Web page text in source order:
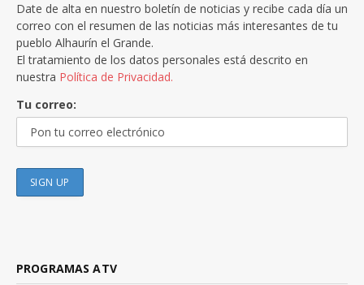
Date de alta en nuestro boletín de noticias y recibe cada día un
correo con el resumen de las noticias más interesantes de tu
pueblo Alhaurín el Grande.
El tratamiento de los datos personales está descrito en
nuestra Política de Privacidad.
Tu correo:
PROGRAMAS ATV